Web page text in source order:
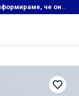
Скъпи клиенти, Бихме искали да Ви информираме, че онлайн магазинът на English Home преустановява своята дейност. Прекрасният ни и усмихнат екип ,Ви очаква в нашите физически магазини, където ще откриете любимите си продукти! Благодарим Ви, че сте част от семейството на Еnglish Home!